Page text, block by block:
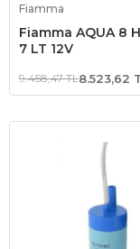
Fiamma
Fiamma AQUA 8
7 LT 12V
9.458,47 TL8.523,62